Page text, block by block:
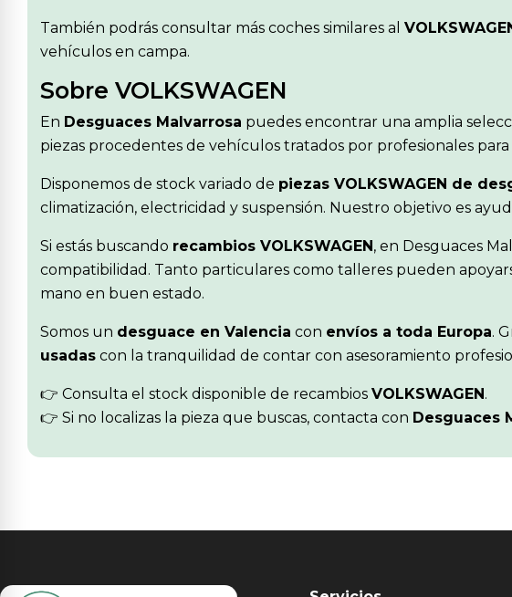
También podrás consultar más coches similares al
vehículos en campa.
Sobre VOLKSWAGEN
En Desguaces Malvarrosa puedes encontrar una amplia
piezas procedentes de vehículos tratados por profesionales
Disponemos de stock variado de piezas VOLKSWAGEN de
climatización, electricidad y suspensión. Nuestro objetivo es
Si estás buscando recambios VOLKSWAGEN, en Desguaces
compatibilidad. Tanto particulares como talleres pueden
mano en buen estado.
Somos un desguace en Valencia con envíos a toda Europa.
usadas con la tranquilidad de contar con asesoramiento
👉 Consulta el stock disponible de recambios VOLKSWAGEN.
👉 Si no localizas la pieza que buscas, contacta con Desguaces